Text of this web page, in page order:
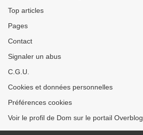
Top articles
Pages
Contact
Signaler un abus
C.G.U.
Cookies et données personnelles
Préférences cookies
Voir le profil de Dom sur le portail Overblog